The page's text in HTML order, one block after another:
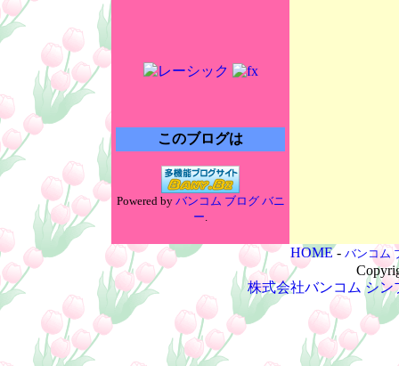
このブログは
Powered by バンコム ブログ バニ
ー.
HOME- バンコム
株式会社バンコム シン